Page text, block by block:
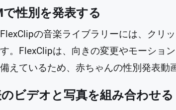
性別を発表する
の音楽ライブラリーには、クリ
。FlexClipは、向きの変更やモーショ
えているため、赤ちゃんの性別発表動
ビデオと写真を組み合わせる